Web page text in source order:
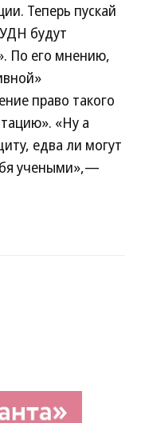
Теперь пускай
будут
По его мнению,
право такого
«Ну а
едва ли могут
учеными»,—